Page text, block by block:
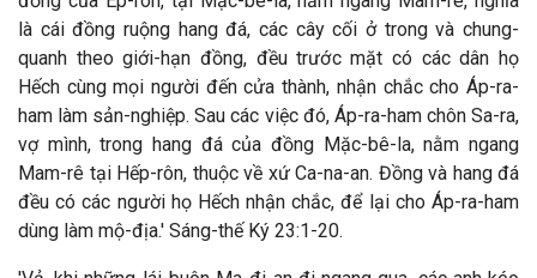
là cái đồng ruộng hang đá, các cây cối ở trong và chung-
quanh theo giới-hạn đồng, đều trước mặt có các dân họ
Hếch cùng mọi người đến cửa thành, nhận chắc cho Áp-ra-
ham làm sản-nghiệp. Sau các việc đó, Áp-ra-ham chôn Sa-ra,
vợ mình, trong hang đá của đồng Mặc-bê-la, nằm ngang
Mam-rê tại Hếp-rôn, thuộc về xứ Ca-na-an. Đồng và hang đá
đều có các người họ Hếch nhận chắc, để lại cho Áp-ra-ham
dùng làm mộ-địa.' Sáng-thế Ký 23:1-20.